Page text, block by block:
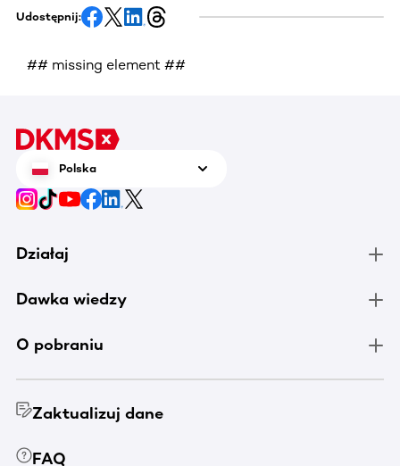
Udostępnij:
## missing element ##
Polska
Działaj
Dawka wiedzy
O pobraniu
Zaktualizuj dane
FAQ